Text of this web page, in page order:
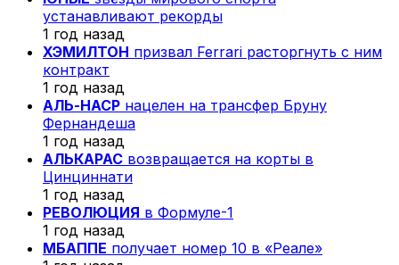
устанавливают рекорды
1 год назад
ХЭМИЛТОН призвал Ferrari расторгнуть с ним
контракт
1 год назад
АЛЬ-НАСР нацелен на трансфер Бруну
Фернандеша
1 год назад
АЛЬКАРАС возвращается на корты в
Цинциннати
1 год назад
РЕВОЛЮЦИЯ в Формуле-1
1 год назад
МБАППЕ получает номер 10 в «Реале»